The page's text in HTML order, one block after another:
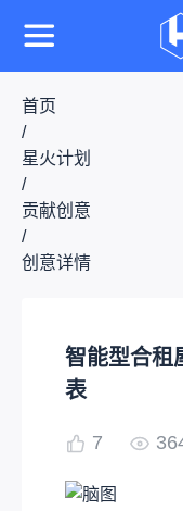
首页
/
星火计划
/
贡献创意
/
创意详情
智能型合租
表
7